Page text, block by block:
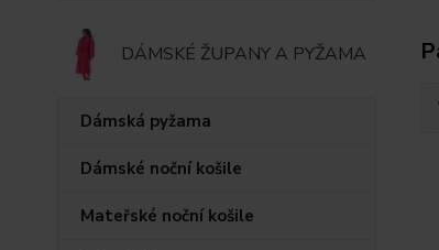
DÁMSKÉ ŽUPANY A PYŽAMA
Dámská pyžama
Dámské noční košile
Mateřské noční košile